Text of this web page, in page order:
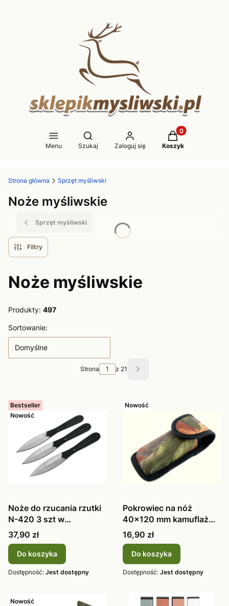
Menu
Otwórz wyszukiwarkę
Szukaj Zaloguj się
Produkty w
Koszyk
Strona główna Sprzęt myśliwski
Noże myśliwskie
Sprzęt myśliwski
Filtry
Noże myśliwskie
Produkty: 497
Lista produktów
Sortowanie:
Domyślne
Strona z 21 Następne produkty
Bestseller
Nowość
Noże do rzucania rzutki
N-420 3 szt w
pokrowcu. BS
Cena
37,90 zł
Do koszyka
Dostępność: Jest dostępny
Nowość
Pokrowiec na nóż
40x120 mm kamuflaż
leśny
Cena
16,90 zł
Do koszyka
Dostępność: Jest dostępny
Nowość